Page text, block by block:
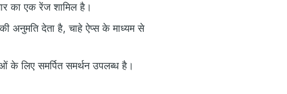
का एक रेंज शामिल है।
अनुमति देता है, चाहे ऐप्स के माध्यम से
के लिए समर्पित समर्थन उपलब्ध है।